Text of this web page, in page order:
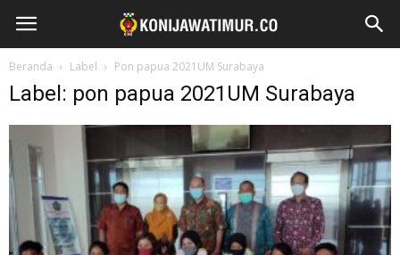
Beranda Label Pon papua 2021UM Surabaya
Label: pon papua 2021UM Surabaya